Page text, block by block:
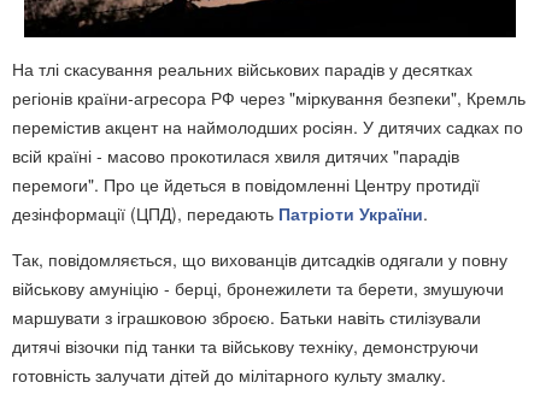
На тлі скасування реальних військових парадів у десятках
регіонів країни-агресора РФ через "міркування безпеки", Кремль
перемістив акцент на наймолодших росіян. У дитячих садках по
всій країні - масово прокотилася хвиля дитячих "парадів
перемоги". Про це йдеться в повідомленні Центру протидії
дезінформації (ЦПД), передають Патріоти України.
Так, повідомляється, що вихованців дитсадків одягали у повну
військову амуніцію - берці, бронежилети та берети, змушуючи
маршувати з іграшковою зброєю. Батьки навіть стилізували
дитячі візочки під танки та військову техніку, демонструючи
готовність залучати дітей до мілітарного культу змалку.